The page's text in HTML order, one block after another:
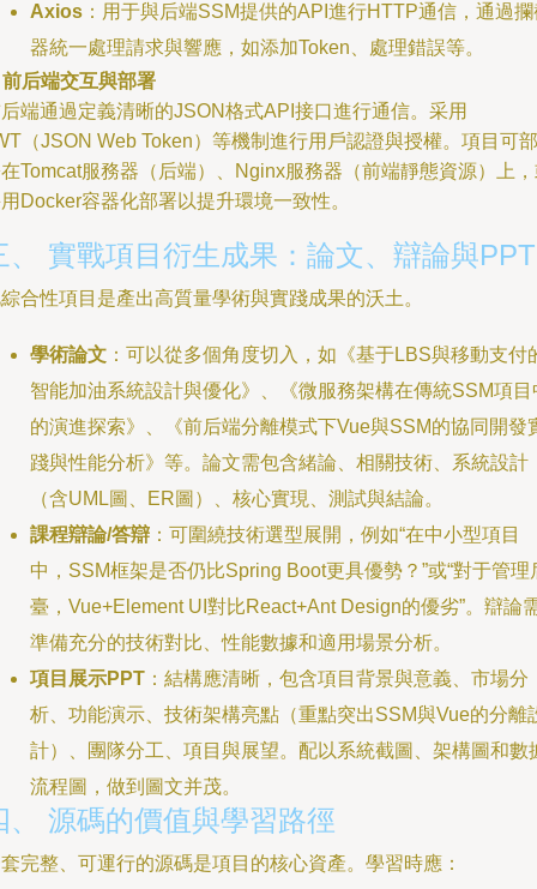
Axios ：用于與后端SSM提供的API進行HTTP通信，通過
器統一處理請求與響應，如添加Token、處理錯誤等。
后端交互與部署
端通過定義清晰的JSON格式API接口進行通信。采用
（JSON Web Token）等機制進行用戶認證與授權。項目可部
Tomcat服務器（后端）、Nginx服務器（前端靜態資源）上
Docker容器化部署以提升環境一致性。
、 實戰項目衍生成果：論文、辯論與PPT
合性項目是產出高質量學術與實踐成果的沃土。
學術論文 ：可以從多個角度切入，如《基于LBS與移動支付
智能加油系統設計與優化》、《微服務架構在傳統SSM項目
的演進探索》、《前后端分離模式下Vue與SSM的協同開發
踐與性能分析》等。論文需包含緒論、相關技術、系統設計
（含UML圖、ER圖）、核心實現、測試與結論。
課程辯論/答辯 ：可圍繞技術選型展開，例如“在中小型項目
中，SSM框架是否仍比Spring Boot更具優勢？”或“對于管理
臺，Vue+Element UI對比React+Ant Design的優劣”。辯論
準備充分的技術對比、性能數據和適用場景分析。
項目展示PPT ：結構應清晰，包含項目背景與意義、市場分
析、功能演示、技術架構亮點（重點突出SSM與Vue的分離
計）、團隊分工、項目與展望。配以系統截圖、架構圖和數
流程圖，做到圖文并茂。
、 源碼的價值與學習路徑
完整、可運行的源碼是項目的核心資產。學習時應：